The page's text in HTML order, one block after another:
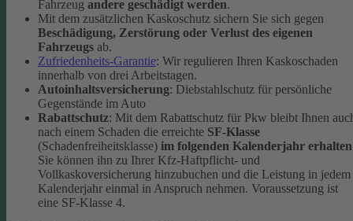
Fahrzeug andere geschädigt werden.
Mit dem zusätzlichen Kaskoschutz sichern Sie sich gegen
Beschädigung, Zerstörung oder Verlust des eigenen
Fahrzeugs ab.
Zufriedenheits-Garantie: Wir regulieren Ihren Kaskoschaden
innerhalb von drei Arbeitstagen.
Autoinhaltsversicherung: Diebstahlschutz für persönliche
Gegenstände im Auto
Rabattschutz: Mit dem Rabattschutz für Pkw bleibt Ihnen
nach einem Schaden die erreichte SF-Klasse
(Schadenfreiheitsklasse) im folgenden Kalenderjahr erhalten
Sie können ihn zu Ihrer Kfz-Haftpflicht- und
Vollkaskoversicherung hinzubuchen und die Leistung in jedem
Kalenderjahr einmal in Anspruch nehmen. Voraussetzung ist
eine SF-Klasse 4.